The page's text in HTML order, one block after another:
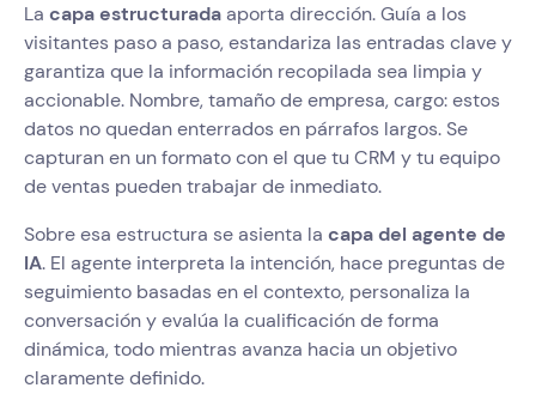
La capa estructuradaaporta dirección. Guía a los
visitantes paso a paso, estandariza las entradas clave y
garantiza que la información recopilada sea limpia y
accionable. Nombre, tamaño de empresa, cargo: estos
datos no quedan enterrados en párrafos largos. Se
capturan en un formato con el que tu CRM y tu equipo
de ventas pueden trabajar de inmediato.
Sobre esa estructura se asienta la capa del agente de
IA. El agente interpreta la intención, hace preguntas de
seguimiento basadas en el contexto, personaliza la
conversación y evalúa la cualificación de forma
dinámica, todo mientras avanza hacia un objetivo
claramente definido.